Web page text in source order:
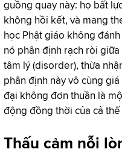
guồng quay này: họ bất
không hồi kết, và mang
học Phật giáo không
nó phân định rạch ròi
tâm lý (disorder), thừa
phân định này vô cùng
đại không đơn thuần là
động đồng thời của cả
Thấu cảm nỗi